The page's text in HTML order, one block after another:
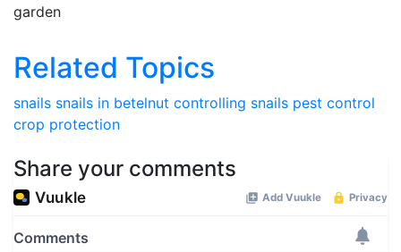
garden
Related Topics
snails snails in betelnut controlling snails pest control
crop protection
Share your comments